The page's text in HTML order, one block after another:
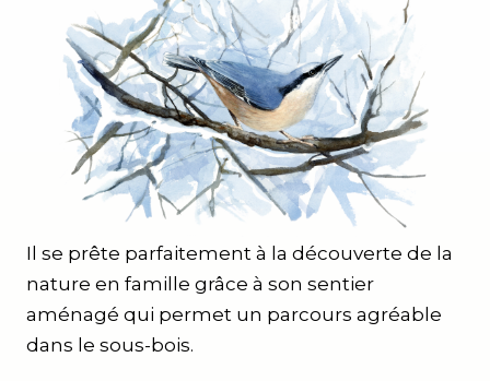
Il se prête parfaitement à la découverte de la
nature en famille grâce à son sentier
aménagé qui permet un parcours agréable
dans le sous-bois.